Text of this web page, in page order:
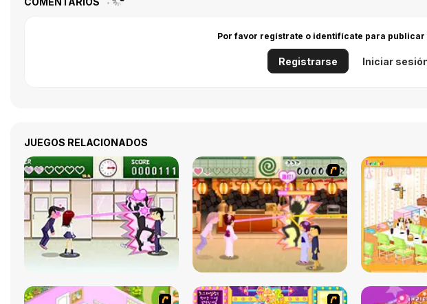
Por favor regístrate o identifícate para
Registrarse Iniciar
JUEGOS RELACIONADOS